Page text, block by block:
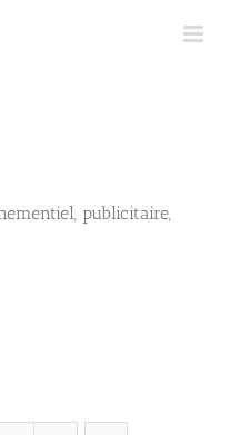
publicitaire,